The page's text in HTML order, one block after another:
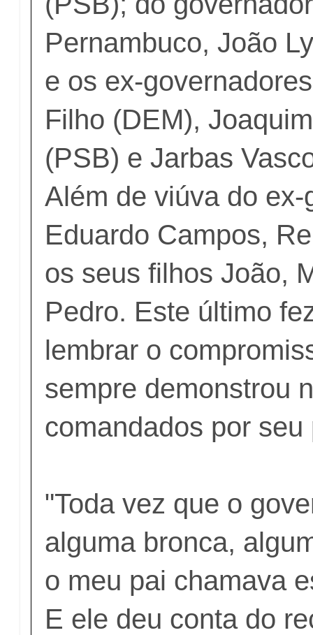
Pernambuco, João
e os ex-
Filho (DEM),
(PSB) e Jarbas
Além de viúva do ex-
Eduardo Campos,
os seus filhos João,
Pedro. Este último
lembrar o
sempre demonstrou
comandados por seu
"Toda vez que o
alguma bronca,
o meu pai chamava
E ele deu conta do